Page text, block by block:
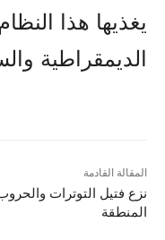
يغذيها هذا
الديمقراطية
المقالة القادمة
نزع فتيل التوترات
المنطقة